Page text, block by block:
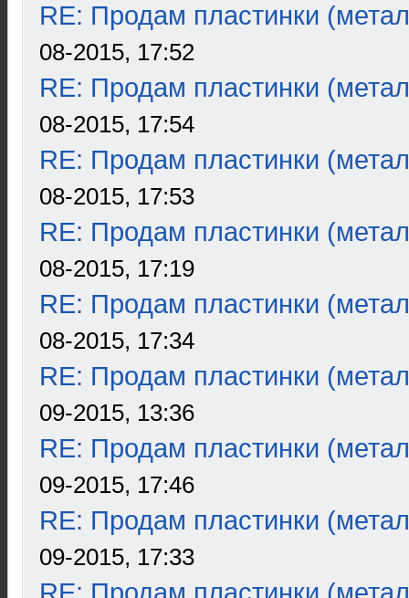
RE: Продам пластинки
08-2015, 17:52
RE: Продам пластинки
08-2015, 17:54
RE: Продам пластинки
08-2015, 17:53
RE: Продам пластинки
08-2015, 17:19
RE: Продам пластинки
08-2015, 17:34
RE: Продам пластинки
09-2015, 13:36
RE: Продам пластинки
09-2015, 17:46
RE: Продам пластинки
09-2015, 17:33